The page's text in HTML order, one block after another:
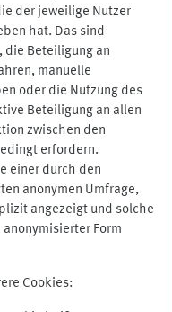
der jeweilige Nutzer
hat. Das sind
die Beteiligung an
manuelle
oder die Nutzung des
Beteiligung an allen
zwischen den
erfordern.
einer durch den
anonymen Umfrage,
angezeigt und solche
Form
Cookies: